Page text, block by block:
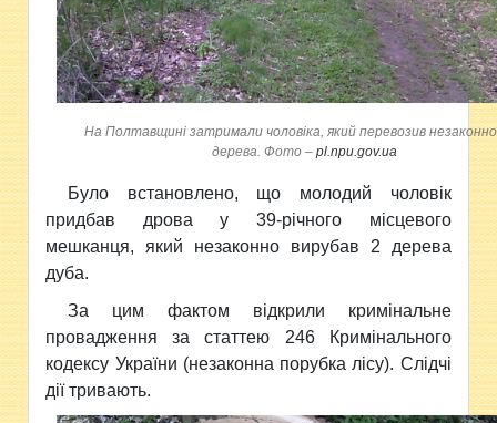
На Полтавщині затримали чоловіка, який перевозив незаконно
дерева. Фото –pl.npu.gov.ua
Було встановлено, що молодий чоловік
придбав дрова у 39-річного місцевого
мешканця, який незаконно вирубав 2 дерева
дуба.
За цим фактом відкрили кримінальне
провадження за статтею 246 Кримінального
кодексу України (незаконна порубка лісу). Слідчі
дії тривають.